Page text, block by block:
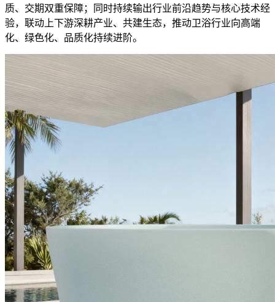
质、交期双重保障；同时持续输出行业前沿趋势与核心技术经
验，联动上下游深耕产业、共建生态，推动卫浴行业向高端
化、绿色化、品质化持续进阶。